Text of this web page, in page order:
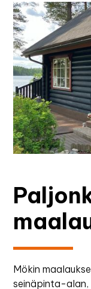
Mökin
seinäpinta-alan,